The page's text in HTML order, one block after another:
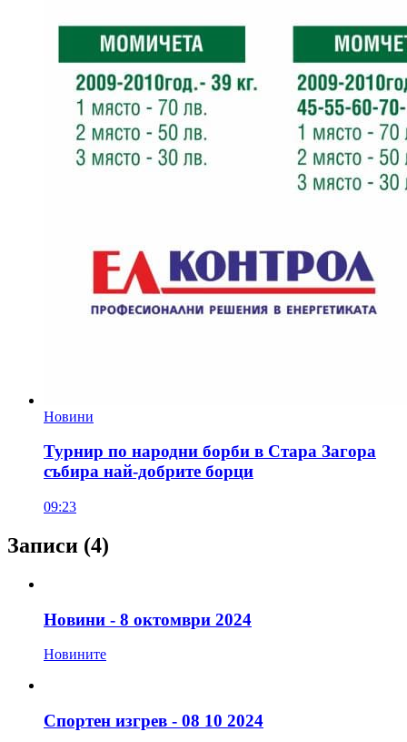
Новини
Турнир по народни борби в Стара Загора
събира най-добрите борци
09:23
Записи (4)
Новини - 8 октомври 2024
Новините
Спортен изгрев - 08 10 2024